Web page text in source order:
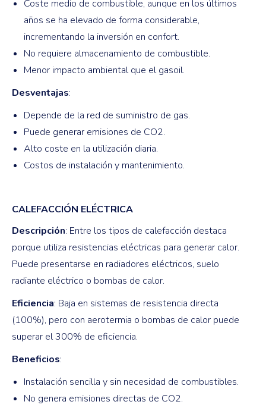
Coste medio de combustible, aunque en los últimos
años se ha elevado de forma considerable,
incrementando la inversión en confort.
No requiere almacenamiento de combustible.
Menor impacto ambiental que el gasoil.
Desventajas:
Depende de la red de suministro de gas.
Puede generar emisiones de CO2.
Alto coste en la utilización diaria.
Costos de instalación y mantenimiento.
CALEFACCIÓN ELÉCTRICA
Descripción: Entre los tipos de calefacción destaca
porque utiliza resistencias eléctricas para generar calor.
Puede presentarse en radiadores eléctricos, suelo
radiante eléctrico o bombas de calor.
Eficiencia: Baja en sistemas de resistencia directa
(100%), pero con aerotermia o bombas de calor puede
superar el 300% de eficiencia.
Beneficios:
Instalación sencilla y sin necesidad de combustibles.
No genera emisiones directas de CO2.